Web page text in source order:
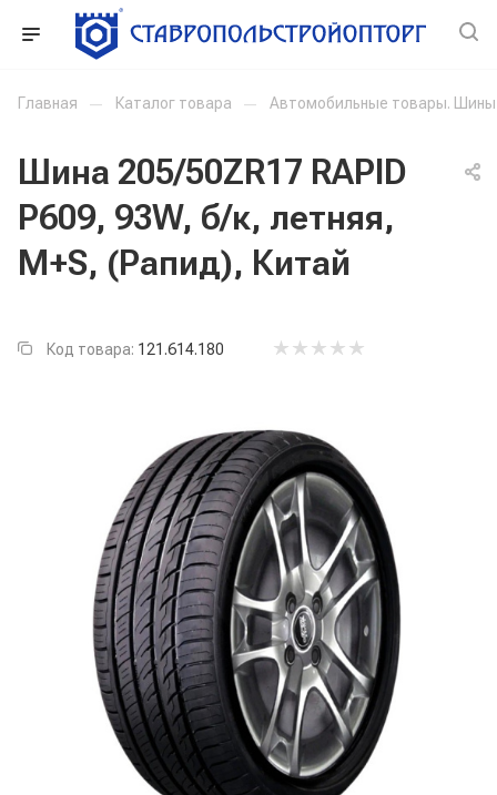
Главная — Каталог товара — Автомобильные товары. Шины
Шина 205/50ZR17 RAPID
P609, 93W, б/к, летняя,
M+S, (Рапид), Китай
Код товара: 121.614.180